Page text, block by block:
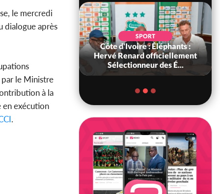
le mercredi
dialogue après
par le Ministre
à la
en exécution
.
d...
SPORT
Côte d'Ivoire : Éléphants :
Hervé Renard officiellement
Sélectionneur des É...